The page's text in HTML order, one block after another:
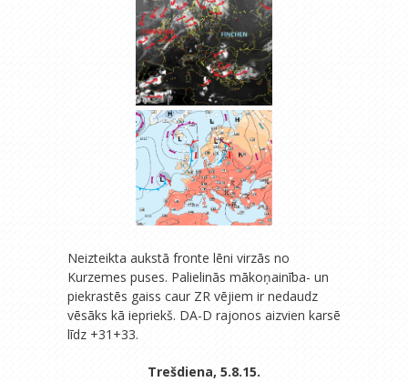
Neizteikta aukstā fronte lēni virzās no
Kurzemes puses. Palielinās mākoņainība- un
piekrastēs gaiss caur ZR vējiem ir nedaudz
vēsāks kā iepriekš. DA-D rajonos aizvien karsē
līdz +31+33.
Trešdiena, 5.8.15.